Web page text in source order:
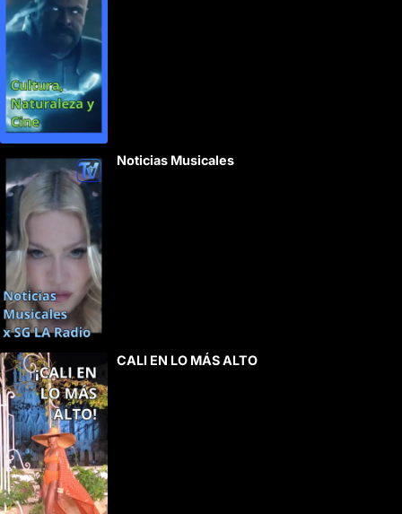
Noticias Musicales
CALI EN LO MÁS ALTO